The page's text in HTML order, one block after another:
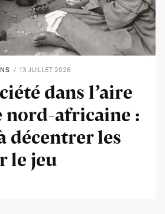
13 JUILLET 2026
dans l’aire
africaine :
décentrer les
le jeu